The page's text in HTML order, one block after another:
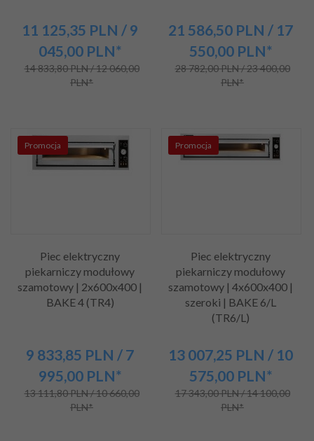
11 125,35 PLN / 9
045,00 PLN*
14 833,80 PLN / 12 060,00
PLN*
21 586,50 PLN / 17
550,00 PLN*
28 782,00 PLN / 23 400,00
PLN*
Promocja
Piec elektryczny
piekarniczy modułowy
szamotowy | 2x600x400 |
BAKE 4 (TR4)
9 833,85 PLN / 7
995,00 PLN*
13 111,80 PLN / 10 660,00
PLN*
Promocja
Piec elektryczny
piekarniczy modułowy
szamotowy | 4x600x400 |
szeroki | BAKE 6/L
(TR6/L)
13 007,25 PLN / 10
575,00 PLN*
17 343,00 PLN / 14 100,00
PLN*